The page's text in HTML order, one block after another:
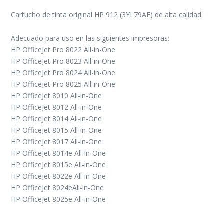
Cartucho de tinta original HP 912 (3YL79AE) de alta calidad.
Adecuado para uso en las siguientes impresoras:
HP OfficeJet Pro 8022 All-in-One
HP OfficeJet Pro 8023 All-in-One
HP OfficeJet Pro 8024 All-in-One
HP OfficeJet Pro 8025 All-in-One
HP OfficeJet 8010 All-in-One
HP OfficeJet 8012 All-in-One
HP OfficeJet 8014 All-in-One
HP OfficeJet 8015 All-in-One
HP OfficeJet 8017 All-in-One
HP OfficeJet 8014e All-in-One
HP OfficeJet 8015e All-in-One
HP OfficeJet 8022e All-in-One
HP OfficeJet 8024eAll-in-One
HP OfficeJet 8025e All-in-One